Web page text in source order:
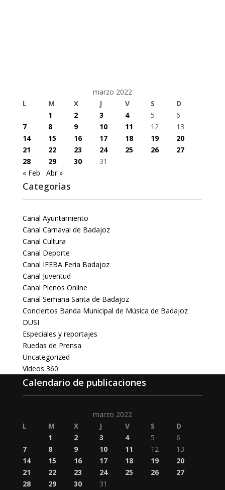
marzo 2022
L
M X J V S
D
1
2 3 4 5
6
7
8 9 10 11 12
13
14
15 16 17 18 19
20
21
22 23 24 25 26
27
28
29 30
31
« Feb
Abr »
Categorías
Canal Ayuntamiento
Canal Carnaval de Badajoz
Canal Cultura
Canal Deporte
Canal IFEBA Feria Badajoz
Canal Juventud
Canal Plenos Online
Canal Semana Santa de Badajoz
Conciertos Banda Municipal de Música de Badajoz
DUSI
Especiales y reportajes
Ruedas de Prensa
Uncategorized
Vídeos 360
Calendario de publicaciones
marzo 2022
L
M X J V S
D
1
2 3 4 5
6
7
8 9 10 11 12
13
14
15 16 17 18 19
20
21
22 23 24 25 26
27
28
29 30
31